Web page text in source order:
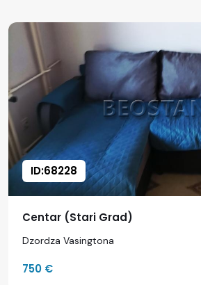
ID:68228
Centar (Stari Grad)
Dzordza Vasingtona
750 €